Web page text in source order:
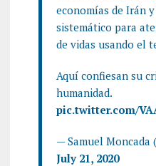
economías de Irán
sistemático para
de vidas usando el
Aquí confiesan su
humanidad.
pic.twitter.com/
— Samuel Moncada
July 21, 2020